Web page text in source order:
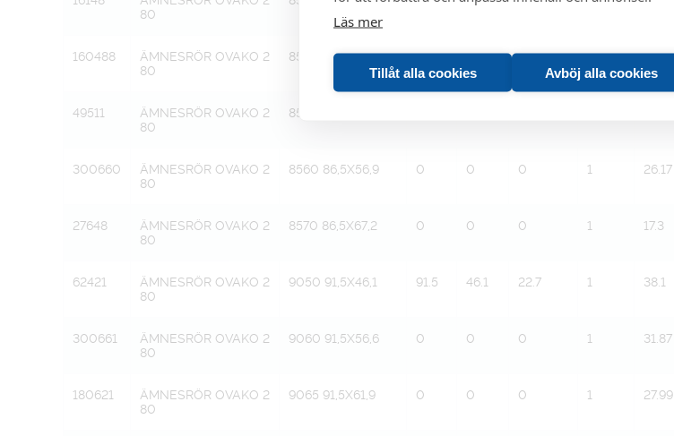
Läs mer
Tillåt alla cookies Avböj alla cookies
80
160488
ÄMNESRÖR OVAKO 2
80
8550 86,5X46,4 0 0 0 1 32.2
49511
ÄMNESRÖR OVAKO 2
80
8555 86,5X51,6
300660
ÄMNESRÖR OVAKO 2
80
8560 86,5X56,9 0 0 0 1 26.17
27648
ÄMNESRÖR OVAKO 2
80
8570 86,5X67,2 0 0 0 1 17.3
62421
ÄMNESRÖR OVAKO 2
80
9050 91,5X46,1 91.5 46.1 22.7 1 38.1
300661
ÄMNESRÖR OVAKO 2
80
9060 91,5X56,6 0 0 0 1 31.87
180621
ÄMNESRÖR OVAKO 2
80
9065 91,5X61,9 0 0 0 1 27.99